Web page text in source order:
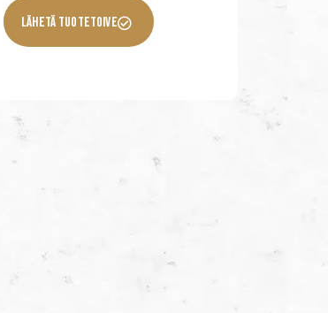
Lähetä Tuotetoive